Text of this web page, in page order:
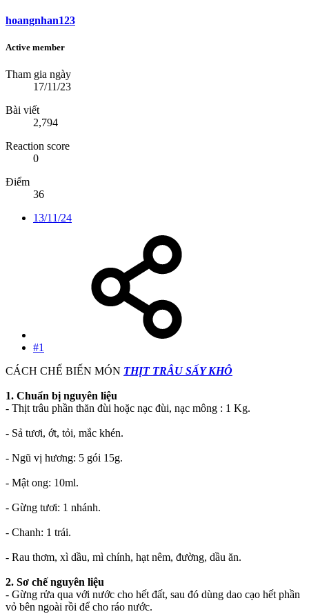
hoangnhan123
Active member
Tham gia ngày
17/11/23
Bài viết
2,794
Reaction score
0
Điểm
36
13/11/24
#1
CÁCH CHẾ BIẾN MÓN THỊT TRÂU SẤY KHÔ
1. Chuẩn bị nguyên liệu
- Thịt trâu phần thăn đùi hoặc nạc đùi, nạc mông : 1 Kg.
- Sả tươi, ớt, tỏi, mắc khén.
- Ngũ vị hương: 5 gói 15g.
- Mật ong: 10ml.
- Gừng tươi: 1 nhánh.
- Chanh: 1 trái.
- Rau thơm, xì dầu, mì chính, hạt nêm, đường, dầu ăn.
2. Sơ chế nguyên liệu
- Gừng rửa qua với nước cho hết đất, sau đó dùng dao cạo hết phần
vỏ bên ngoài rồi để cho ráo nước.